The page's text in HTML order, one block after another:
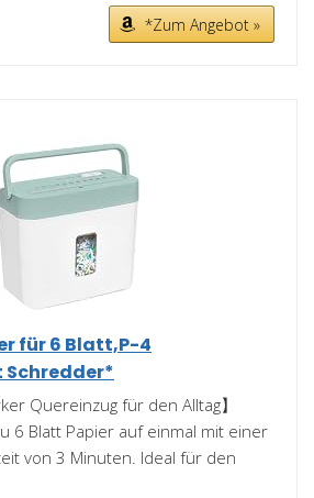
*Zum Angebot »
für 6 Blatt,P-4
Quereinzug für den Alltag】
6 Blatt Papier auf einmal mit einer
von 3 Minuten. Ideal für den